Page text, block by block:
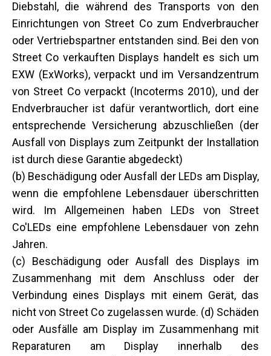
Diebstahl, die während des Transports von den
Einrichtungen von Street Co zum Endverbraucher
oder Vertriebspartner entstanden sind. Bei den von
Street Co verkauften Displays handelt es sich um
EXW (ExWorks), verpackt und im Versandzentrum
von Street Co verpackt (Incoterms 2010), und der
Endverbraucher ist dafür verantwortlich, dort eine
entsprechende Versicherung abzuschließen (der
Ausfall von Displays zum Zeitpunkt der Installation
ist durch diese Garantie abgedeckt)
(b) Beschädigung oder Ausfall der LEDs am Display,
wenn die empfohlene Lebensdauer überschritten
wird. Im Allgemeinen haben LEDs von Street
Co'LEDs eine empfohlene Lebensdauer von zehn
Jahren.
(c) Beschädigung oder Ausfall des Displays im
Zusammenhang mit dem Anschluss oder der
Verbindung eines Displays mit einem Gerät, das
nicht von Street Co zugelassen wurde. (d) Schäden
oder Ausfälle am Display im Zusammenhang mit
Reparaturen am Display innerhalb des